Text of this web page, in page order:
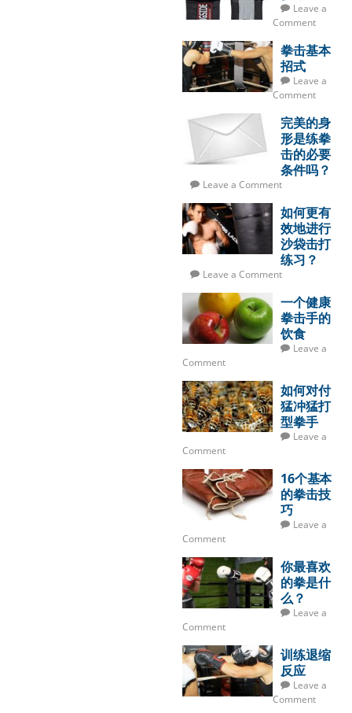
Leave a
Comment
拳击基本
招式
Leave a
Comment
完美的身
形是练拳
击的必要
条件吗？
Leave a Comment
如何更有
效地进行
沙袋击打
练习？
Leave a Comment
一个健康
拳击手的
饮食
Leave a
Comment
如何对付
猛冲猛打
型拳手
Leave a
Comment
16个基本
的拳击技
巧
Leave a
Comment
你最喜欢
的拳是什
么？
Leave a
Comment
训练退缩
反应
Leave a
Comment